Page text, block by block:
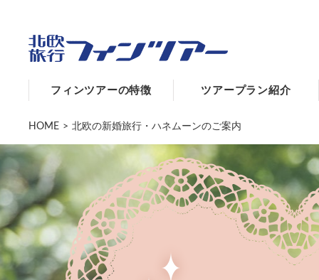
フィンツアーの特徴 ツアープラン紹介
HOME > 北欧の新婚旅行・ハネムーンのご案内